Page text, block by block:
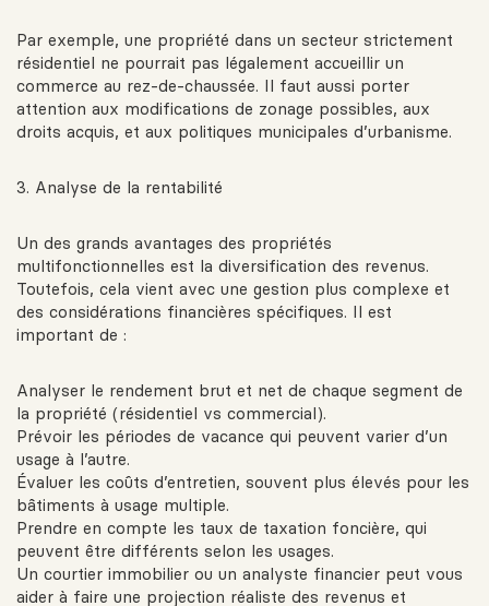
Par exemple, une propriété dans un secteur strictement
résidentiel ne pourrait pas légalement accueillir un
commerce au rez-de-chaussée. Il faut aussi porter
attention aux modifications de zonage possibles, aux
droits acquis, et aux politiques municipales d’urbanisme.
3. Analyse de la rentabilité
Un des grands avantages des propriétés
multifonctionnelles est la diversification des revenus.
Toutefois, cela vient avec une gestion plus complexe et
des considérations financières spécifiques. Il est
important de :
Analyser le rendement brut et net de chaque segment de
la propriété (résidentiel vs commercial).
Prévoir les périodes de vacance qui peuvent varier d’un
usage à l’autre.
Évaluer les coûts d’entretien, souvent plus élevés pour les
bâtiments à usage multiple.
Prendre en compte les taux de taxation foncière, qui
peuvent être différents selon les usages.
Un courtier immobilier ou un analyste financier peut vous
aider à faire une projection réaliste des revenus et